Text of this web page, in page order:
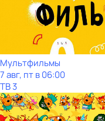
Мультфильмы
7 авг, пт в 06:00
ТВ 3